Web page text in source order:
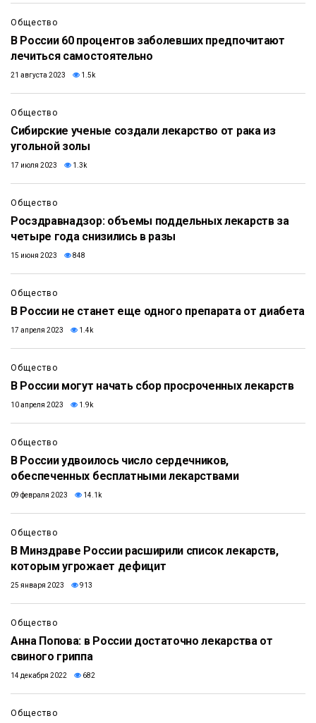
Общество
В России 60 процентов заболевших предпочитают
лечиться самостоятельно
21 августа 2023 1.5k
Общество
Сибирские ученые создали лекарство от рака из
угольной золы
17 июля 2023 1.3k
Общество
Росздравнадзор: объемы поддельных лекарств за
четыре года снизились в разы
15 июня 2023 848
Общество
В России не станет еще одного препарата от диабета
17 апреля 2023 1.4k
Общество
В России могут начать сбор просроченных лекарств
10 апреля 2023 1.9k
Общество
В России удвоилось число сердечников,
обеспеченных бесплатными лекарствами
09 февраля 2023 14.1k
Общество
В Минздраве России расширили список лекарств,
которым угрожает дефицит
25 января 2023 913
Общество
Анна Попова: в России достаточно лекарства от
свиного гриппа
14 декабря 2022 682
Общество